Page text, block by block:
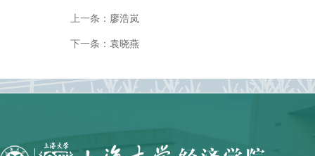
上一条： 廖浩岚
下一条： 袁晓燕